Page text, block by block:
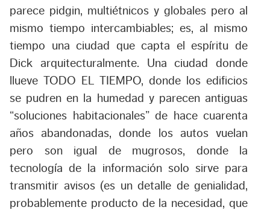
parece pidgin, multiétnicos y globales pero al
mismo tiempo intercambiables; es, al mismo
tiempo una ciudad que capta el espíritu de
Dick arquitecturalmente. Una ciudad donde
llueve TODO EL TIEMPO, donde los edificios
se pudren en la humedad y parecen antiguas
“soluciones habitacionales” de hace cuarenta
años abandonadas, donde los autos vuelan
pero son igual de mugrosos, donde la
tecnología de la información solo sirve para
transmitir avisos (es un detalle de genialidad,
probablemente producto de la necesidad, que